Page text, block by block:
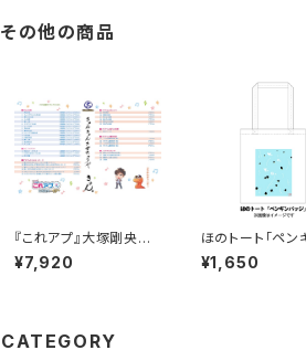
その他の商品
『これアプ』大塚剛央の
イチ+（ぷらす）ディレク
ターズカット 太まるD
¥7,920
ほのトート「ペン
ッジ」
¥1,650
CATEGORY